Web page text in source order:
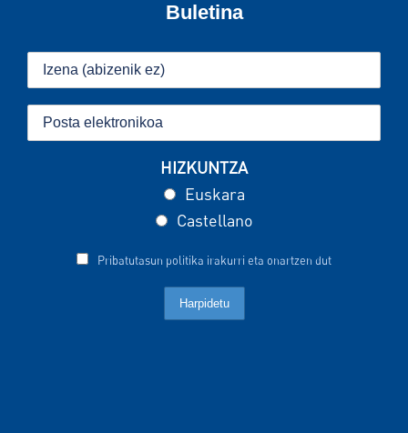
Buletina
HIZKUNTZA
Euskara
Castellano
Pribatutasun politika irakurri eta onartzen dut